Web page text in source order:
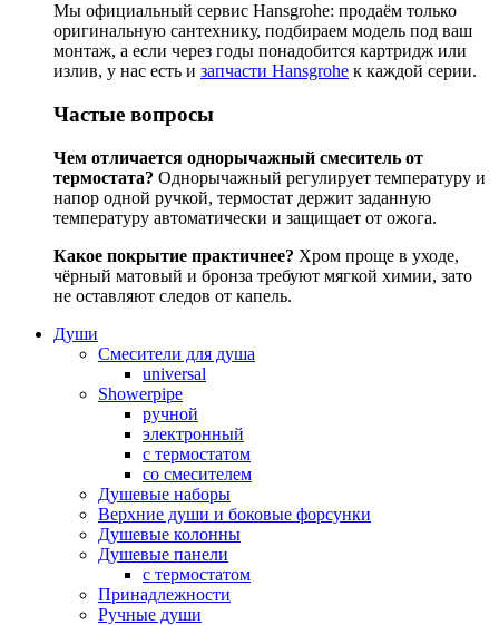
Мы официальный сервис Hansgrohe: продаём только
оригинальную сантехнику, подбираем модель под ваш
монтаж, а если через годы понадобится картридж или
излив, у нас есть и запчасти Hansgrohe к каждой серии.
Частые вопросы
Чем отличается однорычажный смеситель от
термостата? Однорычажный регулирует температуру и
напор одной ручкой, термостат держит заданную
температуру автоматически и защищает от ожога.
Какое покрытие практичнее? Хром проще в уходе,
чёрный матовый и бронза требуют мягкой химии, зато
не оставляют следов от капель.
Души
Смесители для душа
universal
Showerpipe
ручной
электронный
с термостатом
со смесителем
Душевые наборы
Верхние души и боковые форсунки
Душевые колонны
Душевые панели
с термостатом
Принадлежности
Ручные души